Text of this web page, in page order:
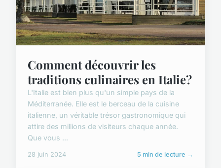
Comment découvrir les
traditions culinaires en Italie?
L'Italie est bien plus qu'un simple pays de la
Méditerranée. Elle est le berceau de la cuisine
italienne, un véritable trésor gastronomique qui
attire des millions de visiteurs chaque année.
Que vous ...
28 juin 2024 5 min de lecture →